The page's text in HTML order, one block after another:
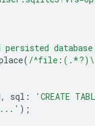
persisted
( /
, sql :
'CREATE
);